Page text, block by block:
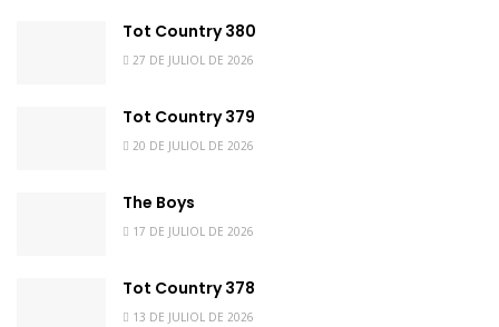
Tot Country 380
27 DE JULIOL DE 2026
Tot Country 379
20 DE JULIOL DE 2026
The Boys
17 DE JULIOL DE 2026
Tot Country 378
13 DE JULIOL DE 2026